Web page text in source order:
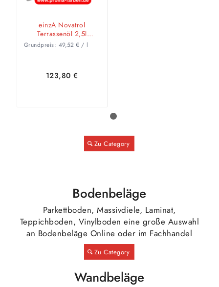
einzA Novatrol
Terrassenöl 2,5l
(Bangkiari)
Grundpreis: 49,52 €/ l
123,80€
Zu Category
Bodenbeläge
Parkettboden, Massivdiele, Laminat,
Teppichboden, Vinylboden eine große Auswahl
an Bodenbeläge Online oder im Fachhandel
Zu Category
Wandbeläge